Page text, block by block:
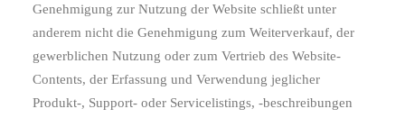
Genehmigung zur Nutzung der Website schließt unter
anderem nicht die Genehmigung zum Weiterverkauf, der
gewerblichen Nutzung oder zum Vertrieb des Website-
Contents, der Erfassung und Verwendung jeglicher
Produkt-, Support- oder Servicelistings, -beschreibungen